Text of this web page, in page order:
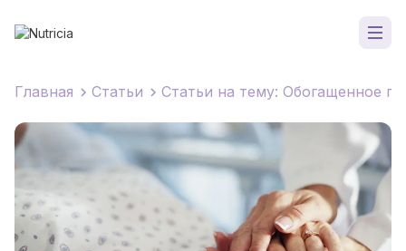
Главная Статьи Статьи на тему: Обогащенное